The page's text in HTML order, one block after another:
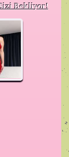
Bekliyor!